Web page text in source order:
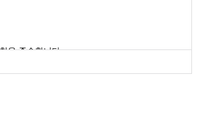
을 준수합니다.